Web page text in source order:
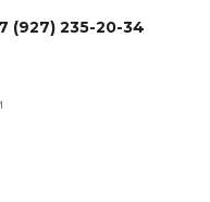
(927) 235-20-34